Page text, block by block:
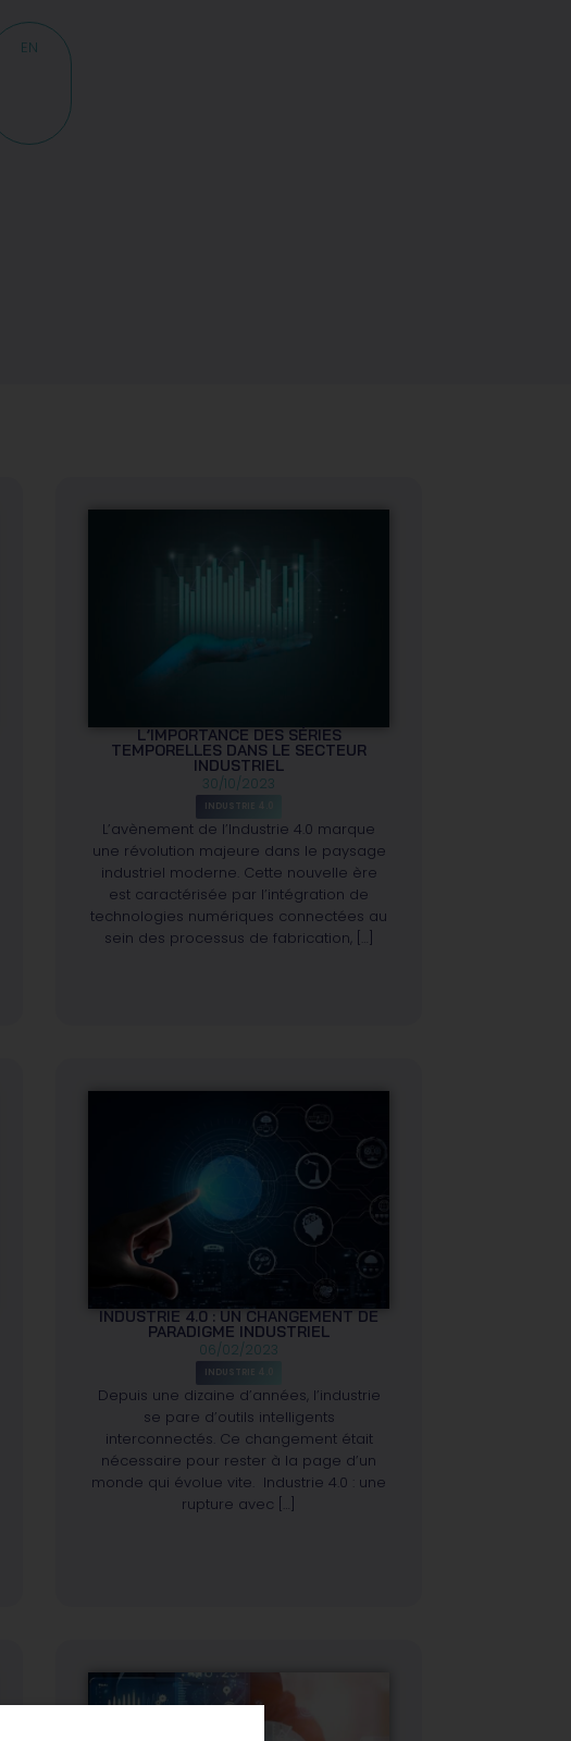
EN
L’IMPORTANCE DES SÉRIES
TEMPORELLES DANS LE SECTEUR
INDUSTRIEL
30/10/2023
INDUSTRIE 4.0
L’avènement de l’Industrie 4.0 marque
une révolution majeure dans le paysage
industriel moderne. Cette nouvelle ère
est caractérisée par l’intégration de
technologies numériques connectées au
sein des processus de fabrication, […]
INDUSTRIE 4.0 : UN CHANGEMENT DE
PARADIGME INDUSTRIEL
06/02/2023
INDUSTRIE 4.0
Depuis une dizaine d’années, l’industrie
se pare d’outils intelligents
interconnectés. Ce changement était
nécessaire pour rester à la page d’un
monde qui évolue vite. Industrie 4.0 : une
rupture avec […]